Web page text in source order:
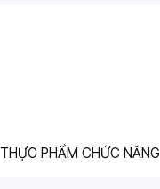
THỰC PHẨM CHỨC NĂNG